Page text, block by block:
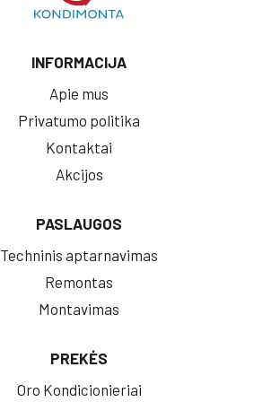
INFORMACIJA
Apie mus
Privatumo politika
Kontaktai
Akcijos
PASLAUGOS
Techninis aptarnavimas
Remontas
Montavimas
PREKĖS
Oro Kondicionieriai